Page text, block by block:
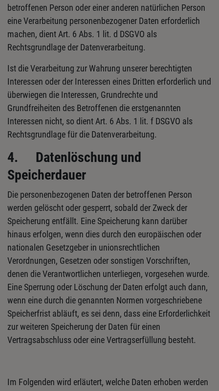
betroffenen Person oder einer anderen natürlichen Person
eine Verarbeitung personenbezogener Daten erforderlich
machen, dient Art. 6 Abs. 1 lit. d DSGVO als
Rechtsgrundlage der Datenverarbeitung.
Ist die Verarbeitung zur Wahrung unserer berechtigten
Interessen oder der Interessen eines Dritten erforderlich und
überwiegen die Interessen, Grundrechte und
Grundfreiheiten des Betroffenen die erstgenannten
Interessen nicht, so dient Art. 6 Abs. 1 lit. f DSGVO als
Rechtsgrundlage für die Datenverarbeitung.
4. Datenlöschung und
Speicherdauer
Die personenbezogenen Daten der betroffenen Person
werden gelöscht oder gesperrt, sobald der Zweck der
Speicherung entfällt. Eine Speicherung kann darüber
hinaus erfolgen, wenn dies durch den europäischen oder
nationalen Gesetzgeber in unionsrechtlichen
Verordnungen, Gesetzen oder sonstigen Vorschriften,
denen die Verantwortlichen unterliegen, vorgesehen wurde.
Eine Sperrung oder Löschung der Daten erfolgt auch dann,
wenn eine durch die genannten Normen vorgeschriebene
Speicherfrist abläuft, es sei denn, dass eine Erforderlichkeit
zur weiteren Speicherung der Daten für einen
Vertragsabschluss oder eine Vertragserfüllung besteht.
Im Folgenden wird erläutert, welche Daten erhoben werden